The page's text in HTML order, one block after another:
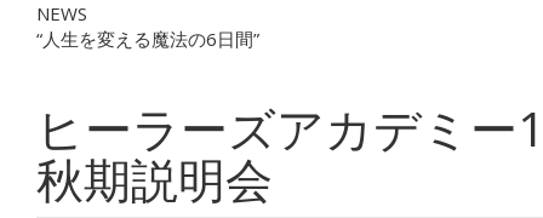
NEWS
“人生を変える魔法の6日間”
ヒーラーズアカデミー
秋期説明会